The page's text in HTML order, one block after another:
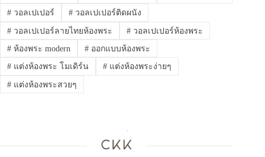
#วอลเปเปอร์ #วอลเปเปอร์ติดผนัง
#วอลเปเปอร์ลายไทยห้องพระ #วอลเปเปอร์ห้องพระ
#ห้องพระ modern #ออกแบบห้องพระ
#แต่งห้องพระ โมเดิร์น #แต่งห้องพระง่ายๆ
#แต่งห้องพระสวยๆ